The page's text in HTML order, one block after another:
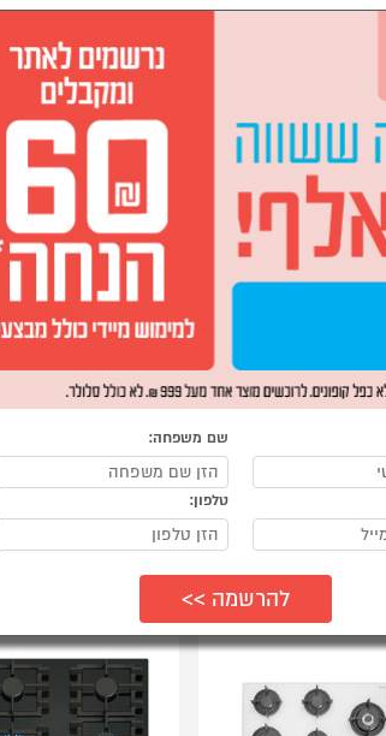
היקפי לבית ולגן ספורט, מחנאות וילדים
שם משפחה:
טלפון: